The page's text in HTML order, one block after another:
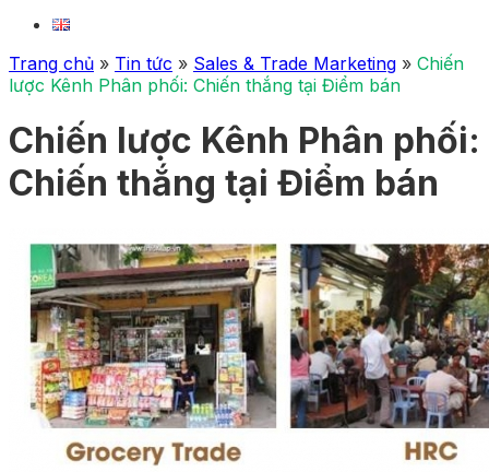
Trang chủ » Tin tức » Sales & Trade Marketing » Chiến
lược Kênh Phân phối: Chiến thắng tại Điểm bán
Chiến lược Kênh Phân phối:
Chiến thắng tại Điểm bán